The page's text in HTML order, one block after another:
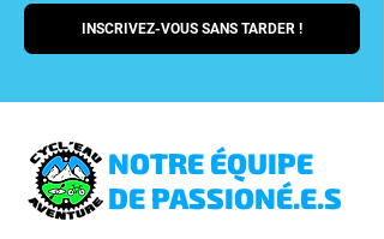
INSCRIVEZ-VOUS SANS TARDER !
NOTRE ÉQUIPE
DE PASSIONÉ.E.S